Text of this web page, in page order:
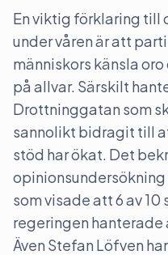
En viktig förklaring till
under våren är att
människors känsla
på allvar. Särskilt
Drottninggatan som
sannolikt bidragit till
stöd har ökat. Det
som visade att 6 av 10
regeringen
Även Stefan Löfven